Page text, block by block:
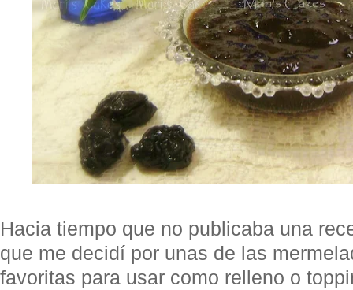
Hacia tiempo que no publicaba una
que me decidí por unas de las
favoritas para usar como relleno o